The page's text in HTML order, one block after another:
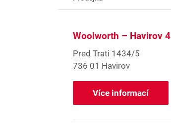
Woolworth – Havirov 4
Pred Trati 1434/5
736 01 Havirov
Více informací